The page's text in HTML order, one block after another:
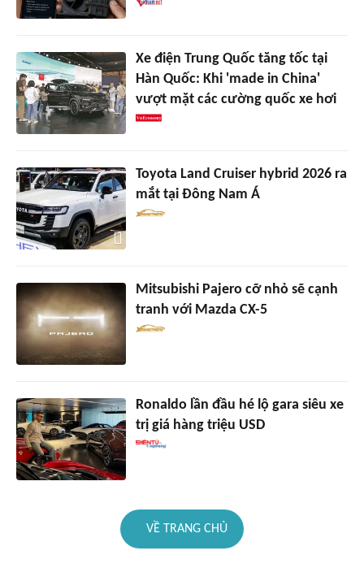
Xe điện Trung Quốc tăng tốc tại
Hàn Quốc: Khi 'made in China'
vượt mặt các cường quốc xe hơi
Toyota Land Cruiser hybrid 2026 ra
mắt tại Đông Nam Á
Mitsubishi Pajero cỡ nhỏ sẽ cạnh
tranh với Mazda CX-5
Ronaldo lần đầu hé lộ gara siêu xe
trị giá hàng triệu USD
VỀ TRANG CHỦ